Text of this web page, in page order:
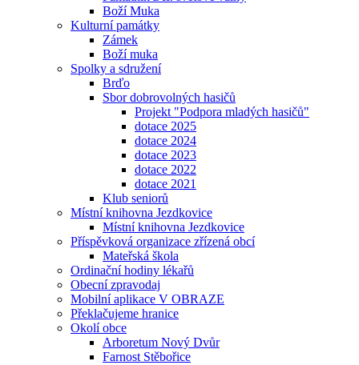
Boží Muka
Kulturní památky
Zámek
Boží muka
Spolky a sdružení
Brďo
Sbor dobrovolných hasičů
Projekt "Podpora mladých hasičů"
dotace 2025
dotace 2024
dotace 2023
dotace 2022
dotace 2021
Klub seniorů
Místní knihovna Jezdkovice
Místní knihovna Jezdkovice
Příspěvková organizace zřízená obcí
Mateřská škola
Ordinační hodiny lékařů
Obecní zpravodaj
Mobilní aplikace V OBRAZE
Překlačujeme hranice
Okolí obce
Arboretum Nový Dvůr
Farnost Stěbořice